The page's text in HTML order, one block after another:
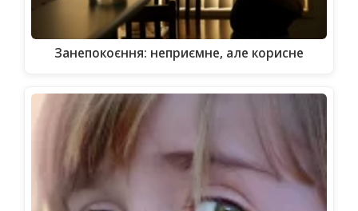
Занепокоєння: неприємне, але корисне